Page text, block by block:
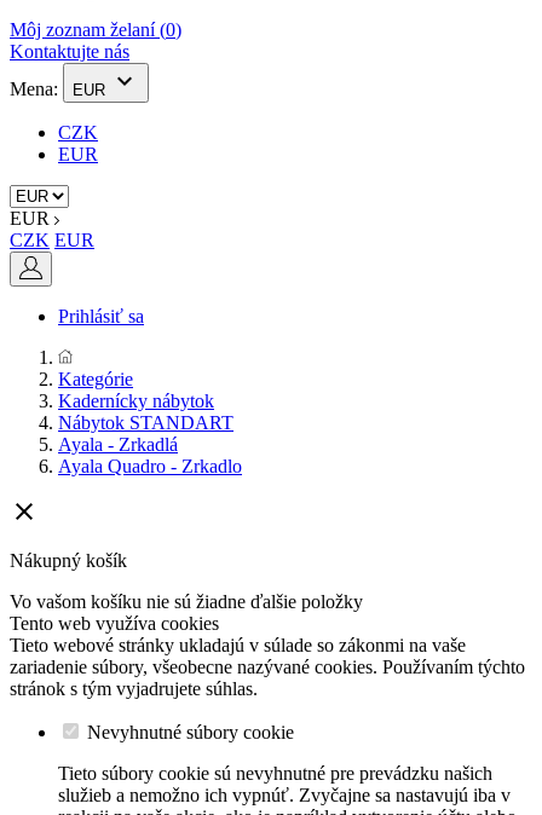
Môj zoznam želaní (0)
Kontaktujte nás
Mena:
EUR keyboard_arrow_down
CZK
EUR
EUR
CZK EUR
Prihlásiť sa
Kategórie
Kadernícky nábytok
Nábytok STANDART
Ayala - Zrkadlá
Ayala Quadro - Zrkadlo

Nákupný košík
Vo vašom košíku nie sú žiadne ďalšie položky
Tento web využíva cookies
Tieto webové stránky ukladajú v súlade so zákonmi na vaše
zariadenie súbory, všeobecne nazývané cookies. Používaním týchto
stránok s tým vyjadrujete súhlas.
Nevyhnutné súbory cookie
Tieto súbory cookie sú nevyhnutné pre prevádzku našich
služieb a nemožno ich vypnúť. Zvyčajne sa nastavujú iba v